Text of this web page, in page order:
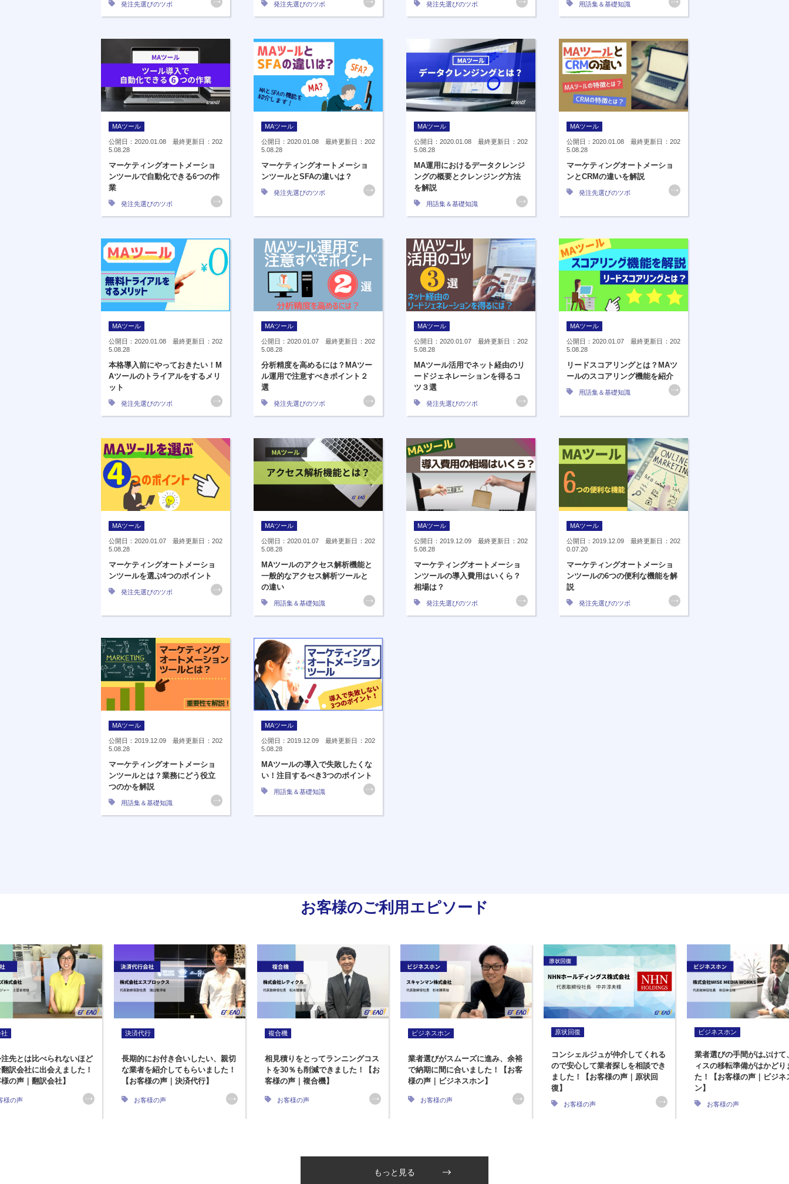
発注先選びのツボ 発注先選びのツボ 発注先選びのツボ 用語集＆基礎知識
MAツール
公開日：2020.01.08 最終更新日：202
5.08.28
マーケティングオートメーショ
ンツールで自動化できる6つの作
業
発注先選びのツボ
MAツール
公開日：2020.01.08 最終更新日：202
5.08.28
マーケティングオートメーショ
ンツールとSFAの違いは？
発注先選びのツボ
MAツール
公開日：2020.01.08 最終更新日：202
5.08.28
MA運用におけるデータクレンジ
ングの概要とクレンジング方法
を解説
用語集＆基礎知識
MAツール
公開日：2020.01.08 最終更新日：202
5.08.28
マーケティングオートメーショ
ンとCRMの違いを解説
発注先選びのツボ
MAツール
公開日：2020.01.08 最終更新日：202
5.08.28
本格導入前にやっておきたい！M
Aツールのトライアルをするメリ
ット
発注先選びのツボ
MAツール
公開日：2020.01.07 最終更新日：202
5.08.28
分析精度を高めるには？MAツー
ル運用で注意すべきポイント２
選
発注先選びのツボ
MAツール
公開日：2020.01.07 最終更新日：202
5.08.28
MAツール活用でネット経由のリ
ードジェネレーションを得るコ
ツ３選
発注先選びのツボ
MAツール
公開日：2020.01.07 最終更新日：202
5.08.28
リードスコアリングとは？MAツ
ールのスコアリング機能を紹介
用語集＆基礎知識
MAツール
公開日：2020.01.07 最終更新日：202
5.08.28
マーケティングオートメーショ
ンツールを選ぶ4つのポイント
発注先選びのツボ
MAツール
公開日：2020.01.07 最終更新日：202
5.08.28
MAツールのアクセス解析機能と
一般的なアクセス解析ツールと
の違い
用語集＆基礎知識
MAツール
公開日：2019.12.09 最終更新日：202
5.08.28
マーケティングオートメーショ
ンツールの導入費用はいくら？
相場は？
発注先選びのツボ
MAツール
公開日：2019.12.09 最終更新日：202
0.07.20
マーケティングオートメーショ
ンツールの6つの便利な機能を解
説
発注先選びのツボ
MAツール
公開日：2019.12.09 最終更新日：202
5.08.28
マーケティングオートメーショ
ンツールとは？業務にどう役立
つのかを解説
用語集＆基礎知識
MAツール
公開日：2019.12.09 最終更新日：202
5.08.28
MAツールの導入で失敗したくな
い！注目するべき3つのポイント
用語集＆基礎知識
お客様のご利用エピソード
先とは比べられないほど
訳会社に出会えました！
の声｜翻訳会社】
様の声
決済代行
長期的にお付き合いしたい、親切
な業者を紹介してもらいました！
【お客様の声｜決済代行】
お客様の声
複合機
相見積りをとってランニングコス
トを30％も削減できました！【お
客様の声｜複合機】
お客様の声
ビジネスホン
業者選びがスムーズに進み、余裕
で納期に間に合いました！【お客
様の声｜ビジネスホン】
お客様の声
原状回復
コンシェルジュが仲介してくれる
ので安心して業者探しを相談でき
ました！【お客様の声｜原状回
復】
お客様の声
ビジネスホン
業者選びの手間がはぶけて
ィスの移転準備がはかどり
た！【お客様の声｜ビジネ
ン】
お客様の声
もっと見る